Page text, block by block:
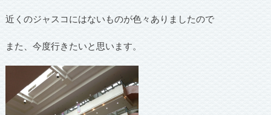
近くのジャスコにはないものが色々ありましたので
また、今度行きたいと思います。